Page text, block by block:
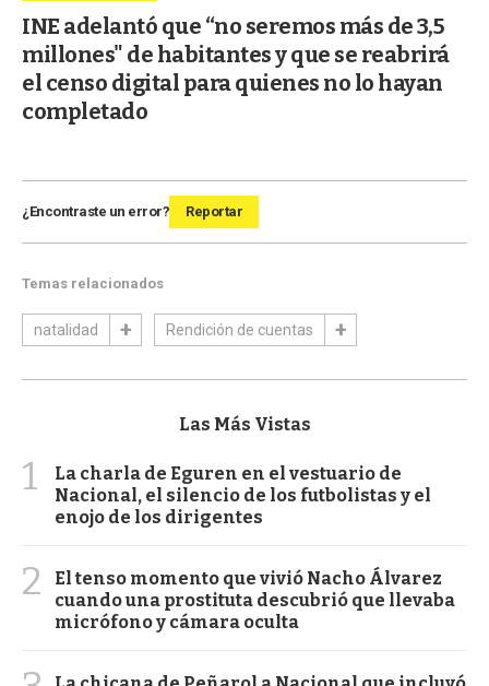
INE adelantó que “no seremos más de 3,5
millones" de habitantes y que se reabrirá
el censo digital para quienes no lo hayan
completado
¿Encontraste un error? Reportar
Temas relacionados
natalidad Rendición de cuentas
Las Más Vistas
1
La charla de Eguren en el vestuario de
Nacional, el silencio de los futbolistas y el
enojo de los dirigentes
2
El tenso momento que vivió Nacho Álvarez
cuando una prostituta descubrió que llevaba
micrófono y cámara oculta